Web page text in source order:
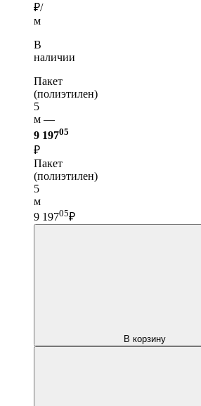
₽/
м
В
наличии
Пакет
(полиэтилен)
5
м —
9 19705
₽
Пакет
(полиэтилен)
5
м
9 19705₽
В корзину